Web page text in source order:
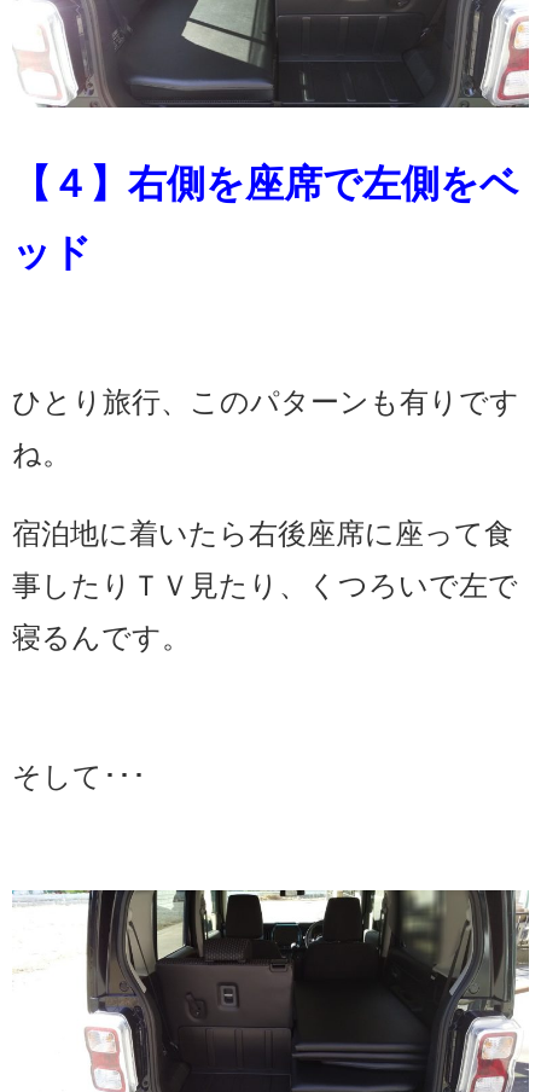
【４】右側を座席で左側をベ
ッド
ひとり旅行、このパターンも有りです
ね。
宿泊地に着いたら右後座席に座って食
事したりＴＶ見たり、くつろいで左で
寝るんです。
そして･･･